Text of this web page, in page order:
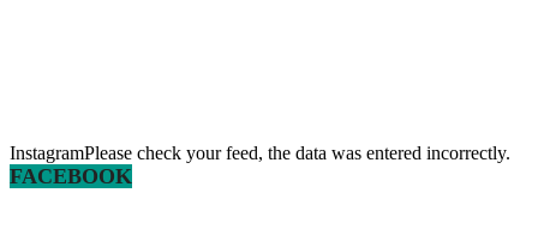
InstagramPlease check your feed, the data was entered incorrectly.
FACEBOOK